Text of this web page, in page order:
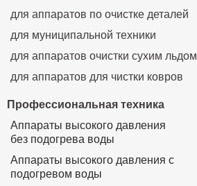
для аппаратов по очистке деталей
для муниципальной техники
для аппаратов очистки сухим льдом
для аппаратов для чистки ковров
Профессиональная техника
Аппараты высокого давления
без подогрева воды
Аппараты высокого давления с
подогревом воды